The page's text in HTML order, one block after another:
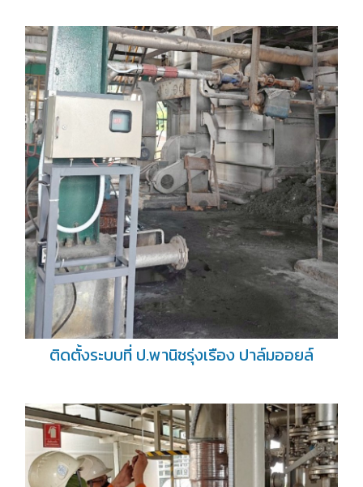
ติดตั้งระบบที่ ป.พานิชรุ่งเรือง ปาล์มออยล์